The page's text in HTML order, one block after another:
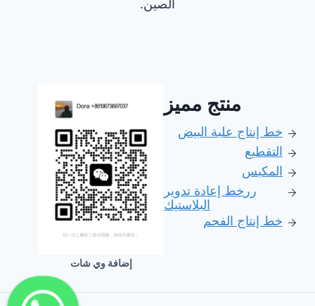
الصين.
منتج مميز
خط إنتاج علبة البيض
التقطيع
المكبس
رر خط إعادة تدوير
البلاستيك
خط إنتاج الفحم
إضافة وي شات